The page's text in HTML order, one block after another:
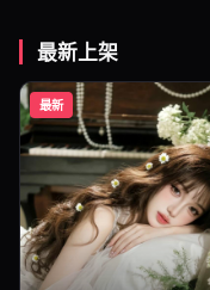
最新上架
最新